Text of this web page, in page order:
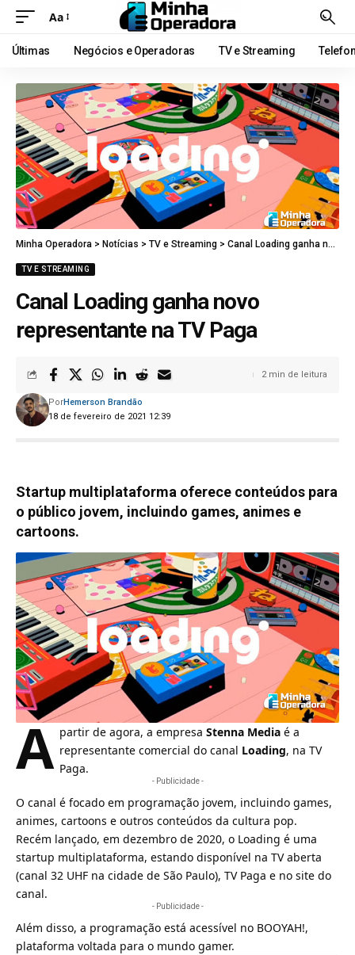
Aa
Últimas Negócios e Operadoras TV e Streaming
Minha Operadora > Notícias > TV e Streaming > Canal Loading ganha novo representante na TV Paga
TV E STREAMING
Canal Loading ganha novo
representante na TV Paga
18 de fevereiro de 2021 12:39
PorHemerson Brandão
2 min de leitura
Startup multiplataforma oferece conteúdos para
o público jovem, incluindo games, animes e
cartoons.
A partir de agora, a empresa Stenna Media é a
representante comercial do canal Loading, na TV
Paga.
- Publicidade -
O canal é focado em programação jovem, incluindo games,
animes, cartoons e outros conteúdos da cultura pop.
Recém lançado, em dezembro de 2020, o Loading é uma
startup multiplataforma, estando disponível na TV aberta
(canal 32 UHF na cidade de São Paulo), TV Paga e no site do
canal.
- Publicidade -
Além disso, a programação está acessível no BOOYAH!,
plataforma voltada para o mundo gamer.